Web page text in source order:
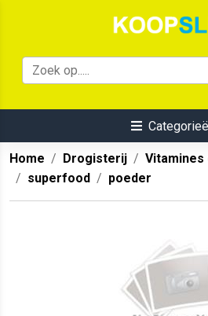
Home Drogisterij
Vitamines
superfood
poeder